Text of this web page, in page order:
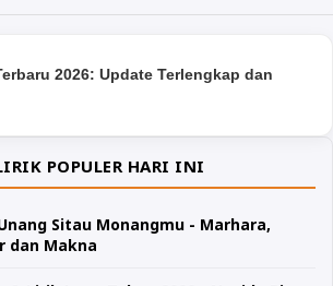
2026: Update Terlengkap dan
POPULER HARI INI
Sitau Monangmu - Marhara,
dan Makna